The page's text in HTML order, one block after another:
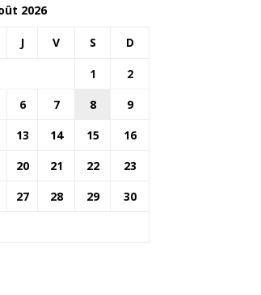
2026
J V S D
1
2
6 7 8
9
13 14 15
16
20 21 22
23
27 28 29
30